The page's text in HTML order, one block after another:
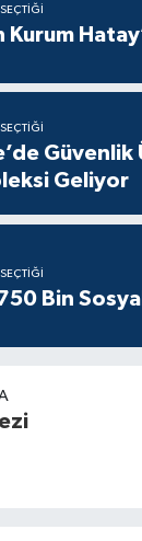
Kurum
Güvenlik
Geliyor
Bin